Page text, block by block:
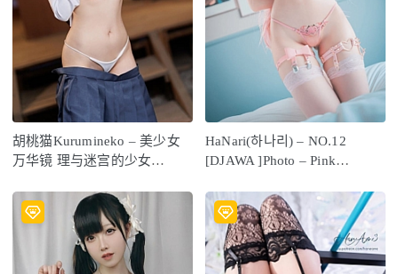
胡桃猫Kurumineko – 美少女
万华镜 理与迷宫的少女
HaNari(하나리) – NO.12
[DJAWA ]Photo – Pink